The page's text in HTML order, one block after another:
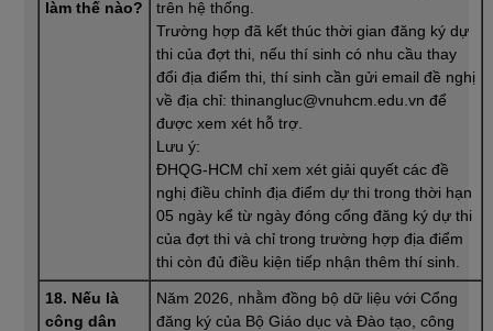
làm thế nào?
trên hệ thống.
Trường hợp đã kết thúc thời gian đăng ký dự
thi của đợt thi, nếu thí sinh có nhu cầu thay
đổi địa điểm thi, thí sinh cần gửi email đề nghị
về địa chỉ: thinangluc@vnuhcm.edu.vn để
được xem xét hỗ trợ.
Lưu ý:
ĐHQG-HCM chỉ xem xét giải quyết các đề
nghị điều chỉnh địa điểm dự thi trong thời hạn
05 ngày kể từ ngày đóng cổng đăng ký dự thi
của đợt thi và chỉ trong trường hợp địa điểm
thi còn đủ điều kiện tiếp nhận thêm thí sinh.
18. Nếu là
công dân
Năm 2026, nhằm đồng bộ dữ liệu với Cổng
đăng ký của Bộ Giáo dục và Đào tạo, công